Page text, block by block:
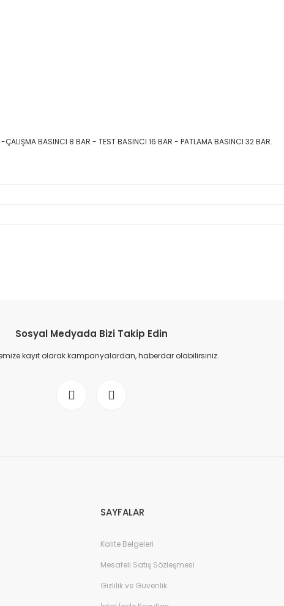
ÇALIŞMA BASINCI 8 BAR - TEST BASINCI 16 BAR - PATLAMA BASINCI 32 BAR.
Sosyal Medyada Bizi Takip Edin
kayıt olarak kampanyalardan, haberdar olabilirsiniz.
SAYFALAR
Kalite Belgeleri
Mesafeli Satış Sözleşmesi
Gizlilik ve Güvenlik